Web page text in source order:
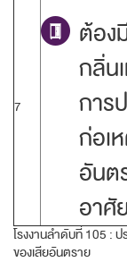
7
ต้อง
กลิ่น
การ
ก่อเ
อันต
อาศั
โรงงานลำดับที่ 105 :
ของเสียอันตราย